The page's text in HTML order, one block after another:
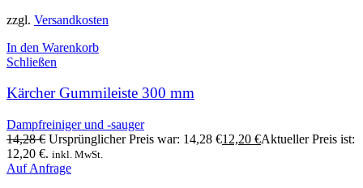
zzgl. Versandkosten
In den Warenkorb
Schließen
Kärcher Gummileiste 300 mm
Dampfreiniger und -sauger
14,28€ Ursprünglicher Preis war: 14,28 €12,20 €Aktueller Preis ist:
12,20 €. inkl. MwSt.
Auf Anfrage